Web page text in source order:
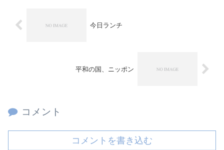
今日ランチ
平和の国、ニッポン
コメント
コメントを書き込む